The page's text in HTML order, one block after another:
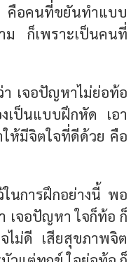
คือคนที่ขยันทำแบบ
ม ก็เพราะเป็นคนที่
เจอปัญหาไม่ย่อท้อ
เป็นแบบฝึกหัด เอา
ห้มีจิตใจที่ดีด้วย คือ
ในการฝึกอย่างนี้ พอ
เจอปัญหา ใจก็ท้อ ก็
ไม่ดี เสียสุขภาพจิต